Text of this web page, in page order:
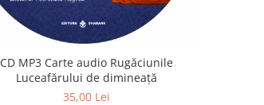
CD MP3 Carte audio Rugăciunile
Luceafărului de dimineață
35,00 Lei